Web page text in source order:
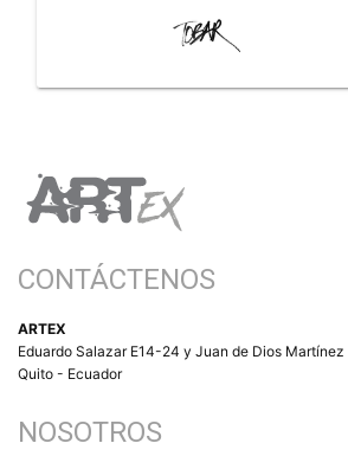
CONTÁCTENOS
ARTEX
Eduardo Salazar E14-24 y Juan de Dios Martínez
Quito - Ecuador
NOSOTROS